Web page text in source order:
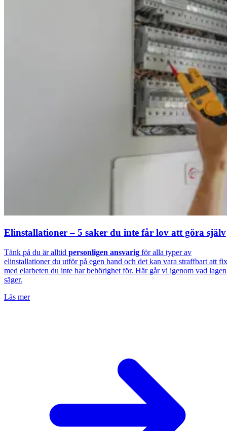
Elinstallationer – 5 saker du inte får lov att göra själv
Tänk på du är alltid personligen ansvarig för alla typer av
elinstallationer du utför på egen hand och det kan vara straffbart att
med elarbeten du inte har behörighet för. Här går vi igenom vad lagen
säger.
Läs mer